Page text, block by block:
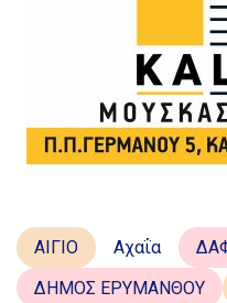
ΑΙΓΙΟ Αχαΐα
ΔΗΜΟΣ ΕΡΥΜΑΝΘΟΥ